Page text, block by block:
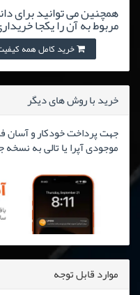
همچنین می توانید برای
مربوط به آن را یکجا
خرید کامل همه کیفیت ها
خرید با روش های دیگر
جهت پرداخت خودکار و آسان
موجودی آپرا یا تالی به
موارد قابل توجه